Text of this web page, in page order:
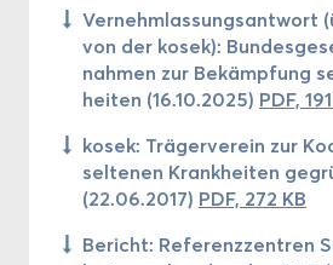
Ver­nehm­las­sungs­ant­wort
von der kosek):
nah­men zur Be­kämp­fung
hei­ten (16.10.2025) PDF,
kosek: Trä­ger­ver­ein zur
sel­te­nen Krank­hei­ten
(22.06.2017) PDF, 272 KB
Be­richt: Re­fe­renz­zen­tren